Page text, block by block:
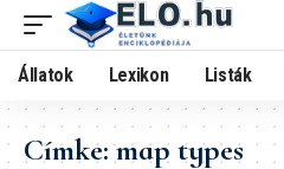
Állatok Lexikon Listák
Címke:map types